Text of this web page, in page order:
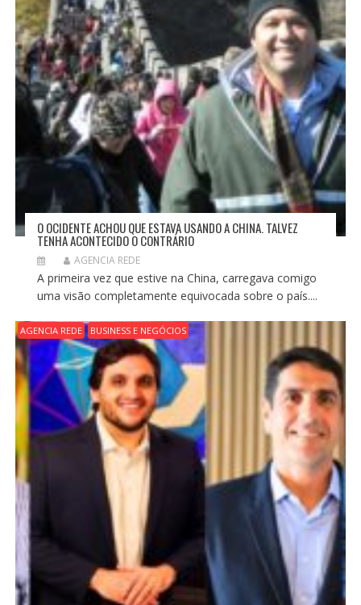
O OCIDENTE ACHOU QUE ESTAVA USANDO A CHINA. TALVEZ
TENHA ACONTECIDO O CONTRÁRIO
AGENCIA REDE
A primeira vez que estive na China, carregava comigo
uma visão completamente equivocada sobre o país....
AGENCIA REDE BUSINESS E NEGÓCIOS